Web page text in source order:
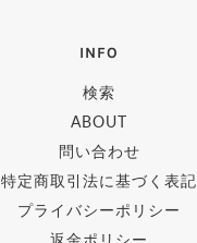
INFO
検索
ABOUT
問い合わせ
特定商取引法に基づく表記
プライバシーポリシー
返金ポリシー